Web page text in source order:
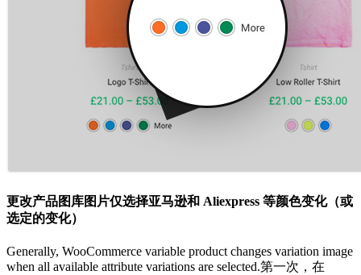
更改产品图库图片仅选择亚马逊和 Aliexpress 等颜色变化（或
选定的变化）
Generally, WooCommerce variable product changes variation image
when all available attribute variations are selected.第一次，在